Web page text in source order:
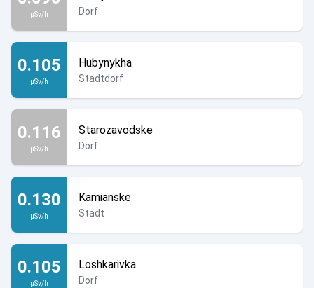
µSv/h Dorf
0.105
µSv/h
Hubynykha
Stadtdorf
0.116
µSv/h
Starozavodske
Dorf
0.130
µSv/h
Kamianske
Stadt
0.105
µSv/h
Loshkarivka
Dorf